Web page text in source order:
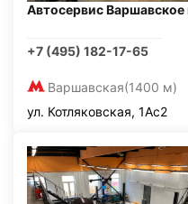
Автосервис
+7 (495) 182-17-65
Варшавская(1400 м)
ул. Котляковская, 1Ас2